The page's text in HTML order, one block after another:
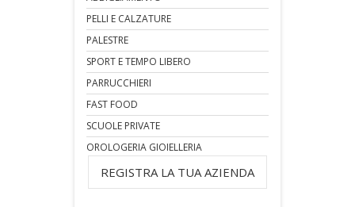
PELLI E CALZATURE
PALESTRE
SPORT E TEMPO LIBERO
PARRUCCHIERI
FAST FOOD
SCUOLE PRIVATE
OROLOGERIA GIOIELLERIA
REGISTRA LA TUA AZIENDA